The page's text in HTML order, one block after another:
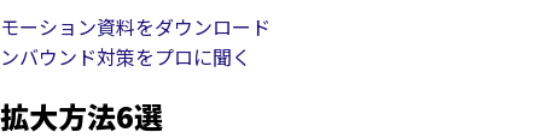
大方法4選
ーション資料をダウンロード
バウンド対策をプロに聞く
大方法6選